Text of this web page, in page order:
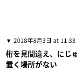
2018年8月3日 at 11:33
桁を見間違え、にじ
置く場所がない